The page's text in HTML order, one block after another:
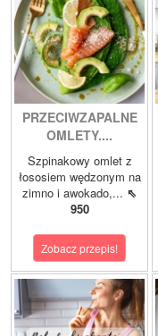
PRZECIWZAPALNE
OMLETY....
Szpinakowy omlet z
łososiem wędzonym na
zimno i awokado,... ⇖
950
Zobacz przepis!